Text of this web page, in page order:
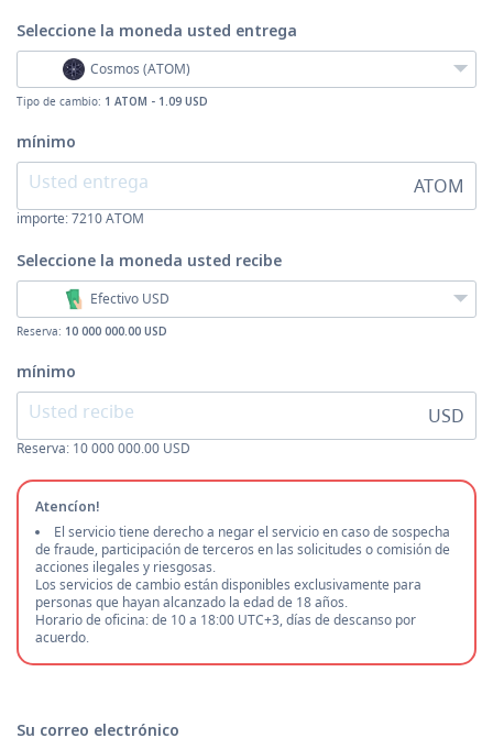
Seleccione la moneda usted entrega
Cosmos (ATOM)
Tipo de cambio: 1 ATOM - 1.09 USD
mínimo
ATOM
importe:7210ATOM
Seleccione la moneda usted recibe
Efectivo USD
Reserva: 10 000 000.00 USD
mínimo
USD
Reserva: 10 000 000.00 USD
Atencíon!
El servicio tiene derecho a negar el servicio en caso de sospecha
de fraude, participación de terceros en las solicitudes o comisión de
acciones ilegales y riesgosas.
Los servicios de cambio están disponibles exclusivamente para
personas que hayan alcanzado la edad de 18 años.
Horario de oficina: de 10 a 18:00 UTC+3, días de descanso por
acuerdo.
Su correo electrónico